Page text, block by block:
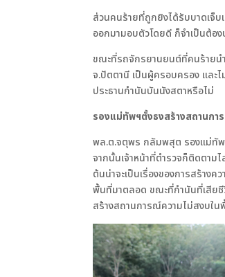
ส่วนคนร้ายที่ถูกยิงได้รับบาดเจ็
ออกมามอบตัวโดยดี ก็จำเป็นต้อ
ขณะที่รถจักรยานยนต์ที่คนร้ายน
จ.ปัตตานี เป็นผู้ครอบครอง และ
ประธานกำนันบันนังสตาหรือไม่
รองแม่ทัพฯตั้งธงสร้างสถานกา
พล.ต.จตุพร กลัมพสุต รองแม่ทัพ
จากนั้นเจ้าหน้าที่ตำรวจก็ติดตาม
ต้นน่าจะเป็นเรื่องของการสร้าง
พื้นที่มาตลอด ขณะที่กำนันที่เสียชี
สร้างสถานการณ์ความไม่สงบใ